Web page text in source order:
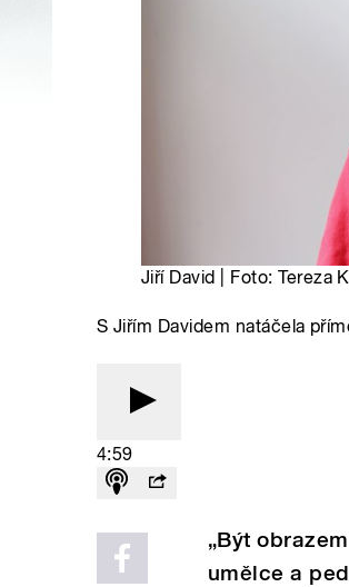
Jiří David | Foto: Tereza
S Jiřím Davidem natáčela
4:59
„Být
umělce a